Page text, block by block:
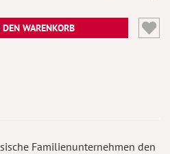
DEN WARENKORB
Familienunternehmen den